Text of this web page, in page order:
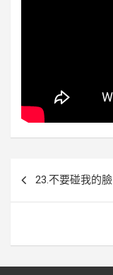
23.不要碰我的臉